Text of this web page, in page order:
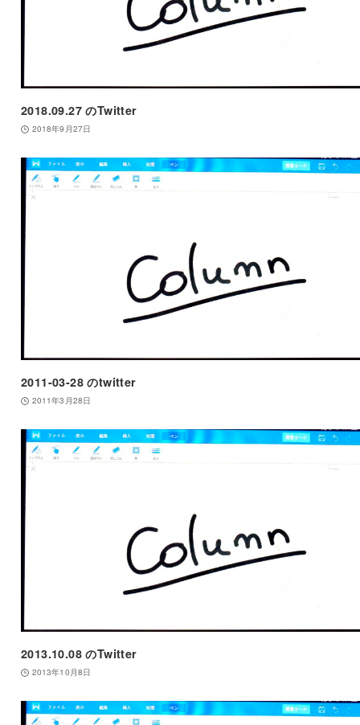
2018.09.27 のTwitter
2018年9月27日
2011-03-28 のtwitter
2011年3月28日
2013.10.08 のTwitter
2013年10月8日